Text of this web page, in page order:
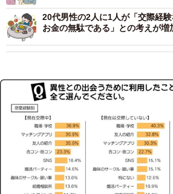
20代男性の2人に1人が「交際経
お金の無駄である」との考えが増